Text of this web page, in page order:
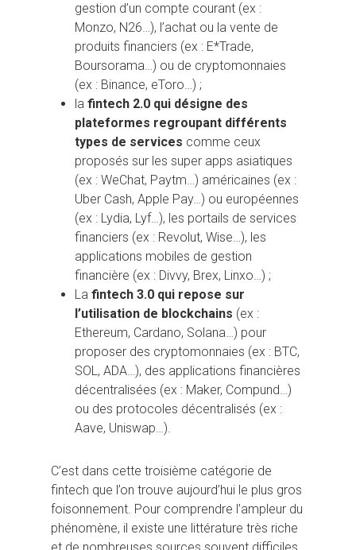
gestion d’un compte courant (ex :
Monzo, N26…), l’achat ou la vente de
produits financiers (ex : E*Trade,
Boursorama…) ou de cryptomonnaies
(ex : Binance, eToro…) ;
la fintech 2.0 qui désigne des
plateformes regroupant différents
types de services comme ceux
proposés sur les super apps asiatiques
(ex : WeChat, Paytm…) américaines (ex :
Uber Cash, Apple Pay…) ou européennes
(ex : Lydia, Lyf…), les portails de services
financiers (ex : Revolut, Wise…), les
applications mobiles de gestion
financière (ex : Divvy, Brex, Linxo…) ;
La fintech 3.0 qui repose sur
l’utilisation de blockchains (ex :
Ethereum, Cardano, Solana…) pour
proposer des cryptomonnaies (ex : BTC,
SOL, ADA…), des applications financières
décentralisées (ex : Maker, Compund…)
ou des protocoles décentralisés (ex :
Aave, Uniswap…).
C’est dans cette troisième catégorie de
fintech que l’on trouve aujourd’hui le plus gros
foisonnement. Pour comprendre l’ampleur du
phénomène, il existe une littérature très riche